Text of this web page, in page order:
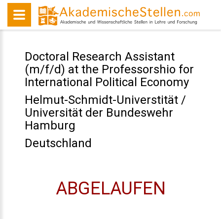
Doctoral Research Assistant
(m/f/d) at the Professorshio for
International Political Economy
Helmut-Schmidt-Universtität /
Universität der Bundeswehr
Hamburg
Deutschland
ABGELAUFEN